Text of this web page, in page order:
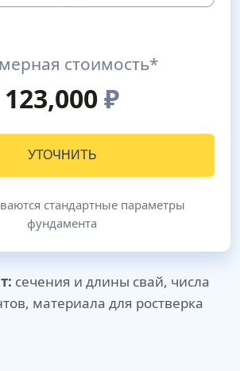
стоимость*
123,000₽
УТОЧНИТЬ
стандартные параметры
фундамента
сечения и длины свай, числа
материала для ростверка